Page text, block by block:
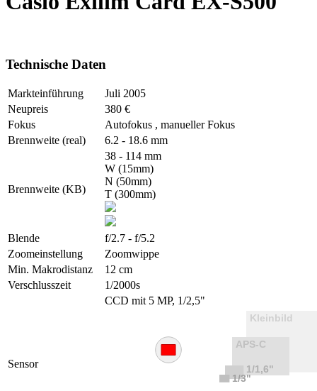
Technische Daten
Markteinführung
Juli 2005
Neupreis
380 €
Fokus
Autofokus , manueller Fokus
Brennweite (real)
6.2 - 18.6 mm
Brennweite (KB)
38 - 114 mm
W (15mm)
N (50mm)
T (300mm)
Blende
f/2.7 - f/5.2
Zoomeinstellung
Zoomwippe
Min. Makrodistanz
12 cm
Verschlusszeit
1/2000s
Sensor
CCD mit 5 MP, 1/2,5"